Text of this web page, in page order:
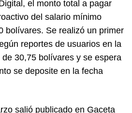
el monto total a pagar
del salario mínimo
bolívares. Se realizó un primer
reportes de usuarios en la
30,75 bolívares y se espera
se deposite en la fecha
salió publicado en Gaceta